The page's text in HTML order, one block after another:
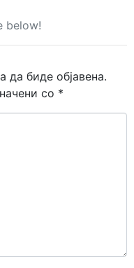
below!
да биде објавена.
со *